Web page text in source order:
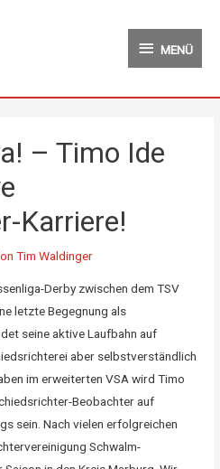
MENÜ
– Timo Ide
Karriere!
Tim Waldinger
Derby zwischen dem TSV
letzte Begegnung als
seine aktive Laufbahn auf
aber selbstverständlich
im erweiterten VSA wird Timo
Beobachter auf
sein. Nach vielen erfolgreichen
Schwalm-